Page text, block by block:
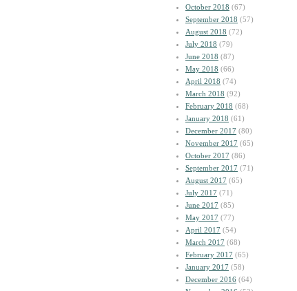
October 2018 (67)
September 2018 (57)
August 2018 (72)
July 2018 (79)
June 2018 (87)
May 2018 (66)
April 2018 (74)
March 2018 (92)
February 2018 (68)
January 2018 (61)
December 2017 (80)
November 2017 (65)
October 2017 (86)
September 2017 (71)
August 2017 (65)
July 2017 (71)
June 2017 (85)
May 2017 (77)
April 2017 (54)
March 2017 (68)
February 2017 (65)
January 2017 (58)
December 2016 (64)